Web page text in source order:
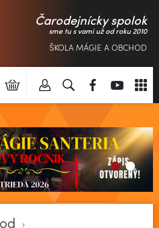
Čarodejnícky spolok
sme tu s vami už od roku 2010
ŠKOLA MÁGIE A OBCHOD